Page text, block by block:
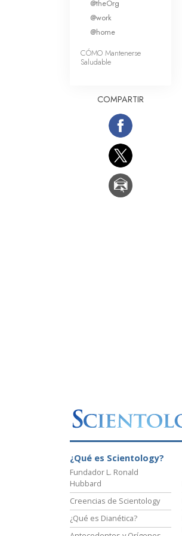
@theOrg
@work
@home
CÓMO Mantenerse
Saludable
COMPARTIR
¿Qué es Scientology?
Fundador L. Ronald
Hubbard
Creencias de Scientology
¿Qué es Dianética?